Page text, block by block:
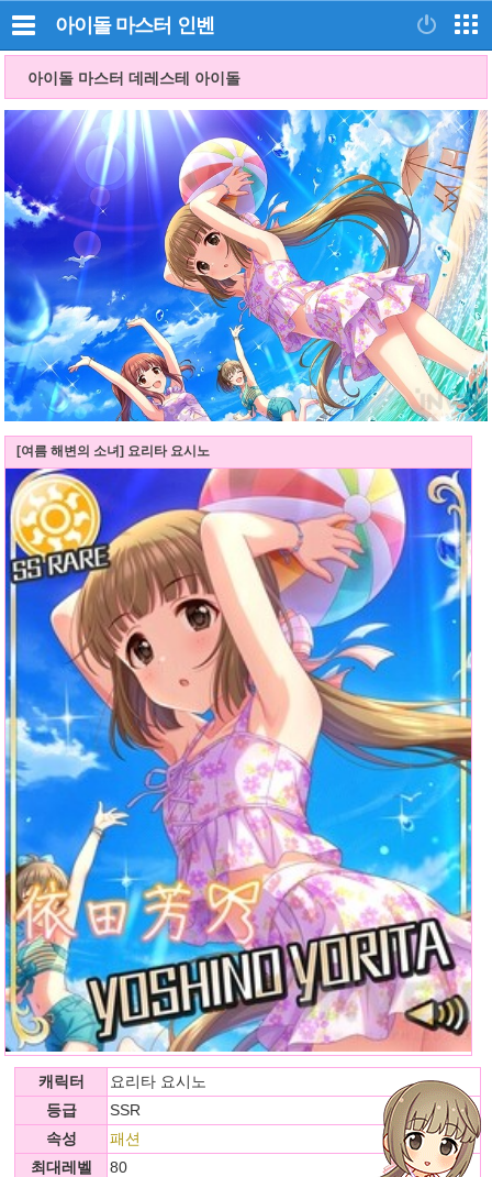
아이돌 마스터 인벤
아이돌 마스터 데레스테 아이돌
[여름 해변의 소녀] 요리타 요시노
캐릭터
요리타 요시노
등급
SSR
속성
패션
최대레벨
80